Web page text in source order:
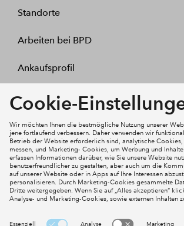
Standorte
Arbeiten bei BPD
Ankaufsprofil
Kontakt
Mein Konto
Social Media